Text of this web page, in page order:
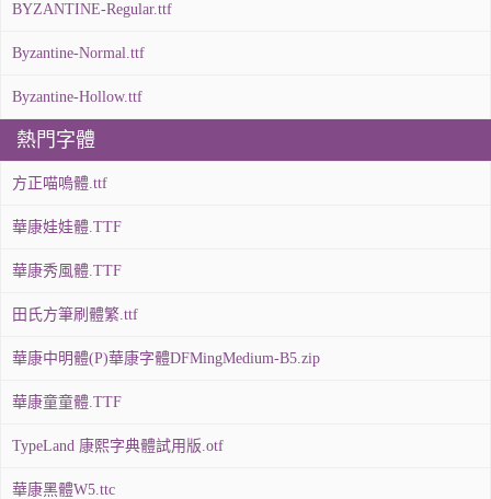
BYZANTINE-Regular.ttf
Byzantine-Normal.ttf
Byzantine-Hollow.ttf
熱門字體
方正喵嗚體.ttf
華康娃娃體.TTF
華康秀風體.TTF
田氏方筆刷體繁.ttf
華康中明體(P)華康字體DFMingMedium-B5.zip
華康童童體.TTF
TypeLand 康熙字典體試用版.otf
華康黑體W5.ttc